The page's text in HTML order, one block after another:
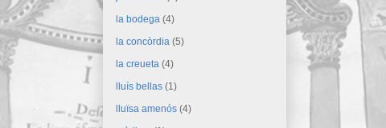
la bodega (4)
la concòrdia (5)
la creueta (4)
lluís bellas (1)
lluïsa amenós (4)